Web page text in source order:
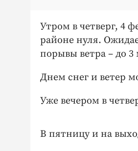
Утром в четверг, 4
районе нуля.
порывы ветра – до 3
Днем снег и ветер
Уже вечером в
В пятницу и на